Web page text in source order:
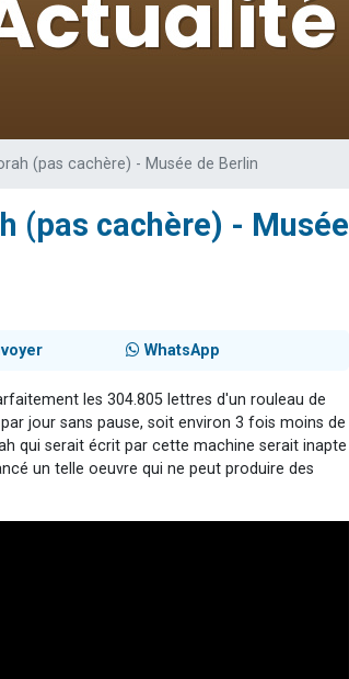
Torah-Box Music
rejoindre sur WhatsApp
(pas cachère) - Musée de Berlin
(pas cachère) - Musée
WhatsApp
les 304.805 lettres d'un rouleau de
jour sans pause, soit environ 3 fois moins de
qui serait écrit par cette machine serait inapte
un telle oeuvre qui ne peut produire des